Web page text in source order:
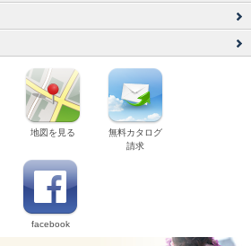
地図を見る
無料カタログ
請求
facebook